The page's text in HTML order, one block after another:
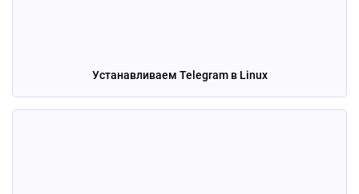
Устанавливаем Telegram в Linux